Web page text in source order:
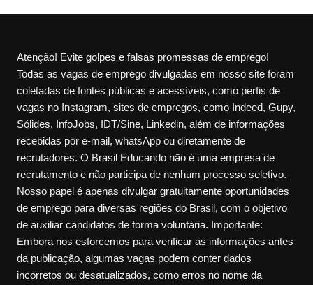
Atenção! Evite golpes e falsas promessas de emprego!
Todas as vagas de emprego divulgadas em nosso site foram
coletadas de fontes públicas e acessíveis, como perfis de
vagas no Instagram, sites de empregos, como Indeed, Gupy,
Sólides, InfoJobs, IDT/Sine, Linkedin, além de informações
recebidas por e-mail, whatsApp ou diretamente de
recrutadores. O Brasil Educando não é uma empresa de
recrutamento e não participa de nenhum processo seletivo.
Nosso papel é apenas divulgar gratuitamente oportunidades
de emprego para diversas regiões do Brasil, com o objetivo
de auxiliar candidatos de forma voluntária. Importante:
Embora nos esforcemos para verificar as informações antes
da publicação, algumas vagas podem conter dados
incorretos ou desatualizados, como erros no nome da